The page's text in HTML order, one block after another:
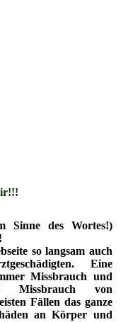
Sinne des Wortes!)
so langsam auch
Eine
Missbrauch und
von
Fällen das ganze
an Körper und